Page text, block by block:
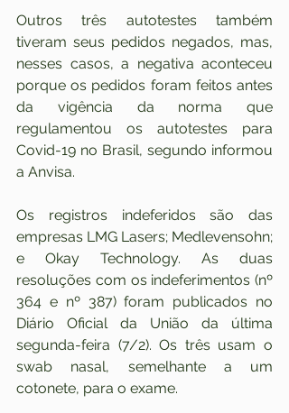
Outros três autotestes também
tiveram seus pedidos negados, mas,
nesses casos, a negativa aconteceu
porque os pedidos foram feitos antes
da vigência da norma que
regulamentou os autotestes para
Covid-19 no Brasil, segundo informou
a Anvisa.
Os registros indeferidos são das
empresas LMG Lasers; Medlevensohn;
e Okay Technology. As duas
resoluções com os indeferimentos (nº
364 e nº 387) foram publicados no
Diário Oficial da União da última
segunda-feira (7/2). Os três usam o
swab nasal, semelhante a um
cotonete, para o exame.